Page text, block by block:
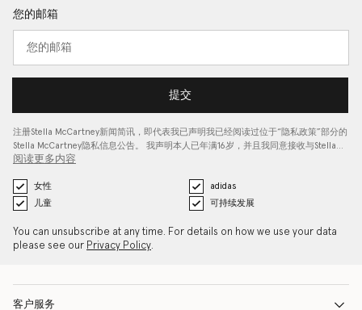
您的邮箱
提交
注册Stella McCartney新闻简讯，即代表我已声明我已经阅读过位于“隐私政策”部分的
Stella McCartney隐私信息公告。 我声明本人已年满16岁，并且我同意接收与Stella…
阅读更多内容
女性
adidas
儿童
可持续发展
You can unsubscribe at any time. For details on how we use your data
please see our Privacy Policy.
客户服务